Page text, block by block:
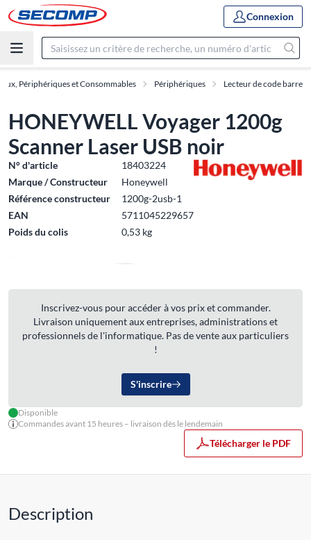
Connexion
Périphériques et Consommables Périphériques Lecteur de code barre
HONEYWELL Voyager 1200g
Scanner Laser USB noir
N° d'article
18403224
Marque / Constructeur
Honeywell
Référence constructeur
1200g-2usb-1
EAN
5711045229657
Poids du colis
0,53 kg
Inscrivez-vous pour accéder à vos prix et commander.
Livraison uniquement aux entreprises, administrations et
professionnels de l'informatique. Pas de vente aux particuliers
!
S'inscrire
Disponible
Commandes avant 15 heures – livraison dès le lendemain
Télécharger le PDF
Description